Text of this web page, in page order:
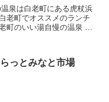
泉は白老町にある虎杖浜
町のいい湯自慢の温泉 北
っとみなと市場